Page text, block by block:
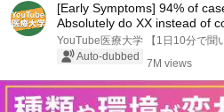
[Early Symptoms] 94% of
Absolutely do XX instead of
artist t...
YouTube医療大学 【1日10分で聞
Auto-dubbed
7M views